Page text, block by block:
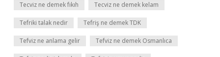
Tecviz ne demek fıkıh Tecviz ne demek kelam
Tefriki talak nedir Tefriş ne demek TDK
Tefviz ne anlama gelir Tefviz ne demek Osmanlıca